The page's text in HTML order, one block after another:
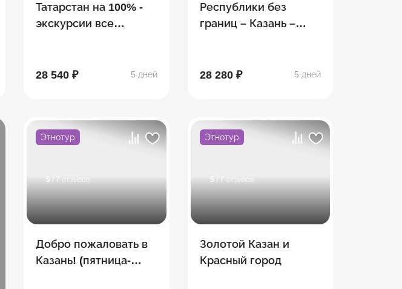
Татарстан на 100% -
экскурсии все
28 540 ₽ 5 дней
Республики без
границ – Казань –
28 280 ₽
5 дней
Этнотур
5 / 7 отзывов
Добро пожаловать в
Казань! (пятница-
Этнотур
5 / 7 отзывов
Золотой Казан и
Красный город